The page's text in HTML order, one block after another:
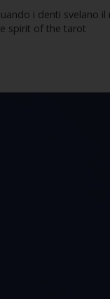
i denti svelano
spirit of the tarot